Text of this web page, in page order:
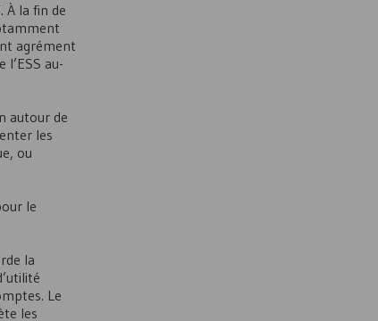
À la fin de
agrément
l’ESS au-
autour de
les
ou
le
la
Le
les